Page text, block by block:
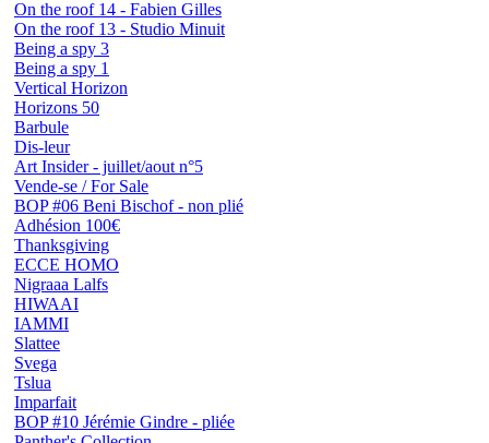
On the roof 14 - Fabien Gilles
On the roof 13 - Studio Minuit
Being a spy 3
Being a spy 1
Vertical Horizon
Horizons 50
Barbule
Dis-leur
Art Insider - juillet/aout n°5
Vende-se / For Sale
BOP #06 Beni Bischof - non plié
Adhésion 100€
Thanksgiving
ECCE HOMO
Nigraaa Lalfs
HIWAAI
IAMMI
Slattee
Svega
Tslua
Imparfait
BOP #10 Jérémie Gindre - pliée